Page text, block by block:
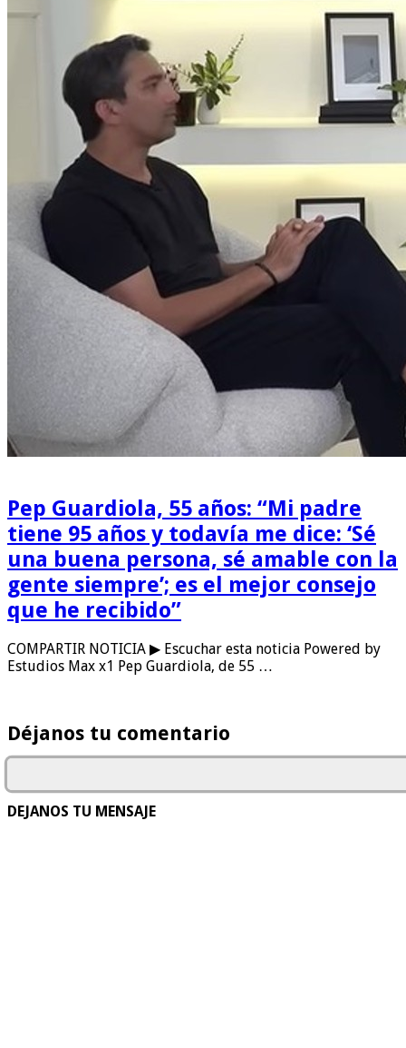
Pep Guardiola, 55 años: “Mi padre
tiene 95 años y todavía me dice: ‘Sé
una buena persona, sé amable con la
gente siempre’; es el mejor consejo
que he recibido”
COMPARTIR NOTICIA ▶ Escuchar esta noticia Powered by
Estudios Max x1 Pep Guardiola, de 55 …
Déjanos tu comentario
DEJANOS TU MENSAJE